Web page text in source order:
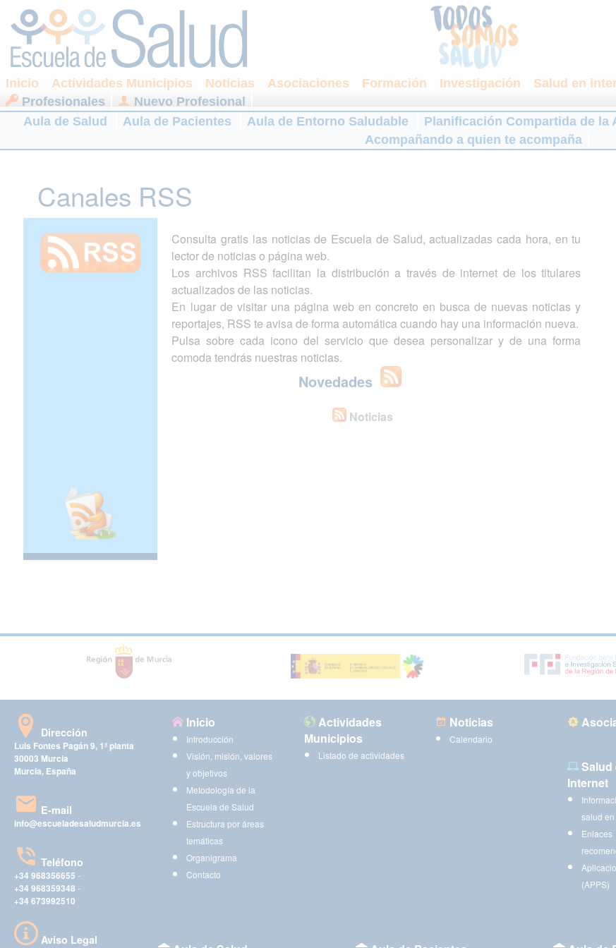
Inicio Actividades Municipios Noticias Asociaciones Formación Investigación Salud en
Profesionales
Nuevo Profesional
Aula de Salud
Aula de Pacientes Aula de Entorno Saludable Planificación Compartida de la
Acompañando a quien te acompaña
Canales RSS
Consulta gratis las noticias de Escuela de Salud, actualizadas cada hora, en tu
lector de noticias o página web.
Los archivos RSS facilitan la distribución a través de internet de los titulares
actualizados de las noticias.
En lugar de visitar una página web en concreto en busca de nuevas noticias y
reportajes, RSS te avisa de forma automática cuando hay una información nueva.
Pulsa sobre cada icono del servicio que desea personalizar y de una forma
comoda tendrás nuestras noticias.
Novedades
Noticias
Dirección
Luis Fontes Pagán 9, 1ª planta
30003 Murcia
Murcia, España
E-mail
info@escueladesaludmurcia.es
Teléfono
+34 968356655 -
+34 968359348 -
+34 673992510
Aviso Legal
Inicio
Introducción
Visión, misión, valores
y objetivos
Metodología de la
Escuela de Salud
Estructura por áreas
temáticas
Organigrama
Contacto
Actividades
Municipios
Listado de actividades
Noticias
Calendario
Salud
Internet
salud
Enlaces
(APPS)